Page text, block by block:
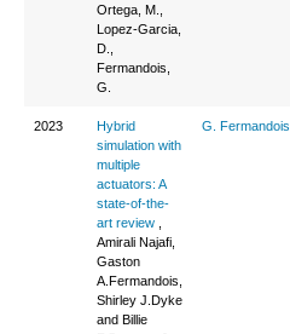
Ortega, M.,
Lopez-Garcia,
D.,
Fermandois,
G.
2023
Hybrid
simulation with
multiple
actuators: A
state-of-the-
art review
Amirali Najafi,
Gaston
A.Fermandois,
Shirley J.Dyke
and Billie
G. Fermandois